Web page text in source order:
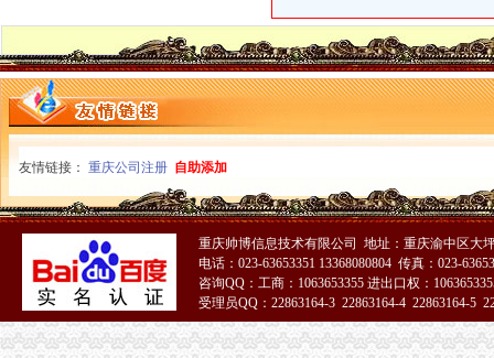
电子察上岗一个月渝中区马家堡路段变通畅重庆新闻联播—
重庆市渝中区人民
渝中区社区服务网-马家堡社区
渝中区马家堡小学2015招生简章及划片-重庆本地宝
渝中区马家堡小学_渝中区马家堡小学爱问问同学录频道
【重庆市—渝中区】马家堡发廊偶遇品美少女（申请毕业-曲罢论坛
重庆市渝中区马家堡小学2017年新生招生通告！_重庆幼升小_家长帮
重庆市渝中区-文章详细页
【招商银行渝中区马家堡自助银行】招商银行渝中区马家堡自助银行
重庆市渝中区马家堡小学评论怎么样-我要搜学网
“电子眼交巡”在渝中区马家堡上岗一个月_第1页-七一网
重庆市渝中区马家堡小学校歌—在线播放—优酷网,高清在线观看
重庆市渝中区马家堡小学评分-我要搜学网
2017年重庆二级建造师考试地点重庆市渝中区马家堡小学在哪？_二级
友情链接： 重庆公司注册 自助添加
重庆帅博信息技术有限公司 地址：重庆渝中区大
电话：023-63653351 13368080804 传真：023-
咨询QQ：工商：1063653355 进出口权：
受理员QQ：22863164-3 22863164-4 22863164-5
51La